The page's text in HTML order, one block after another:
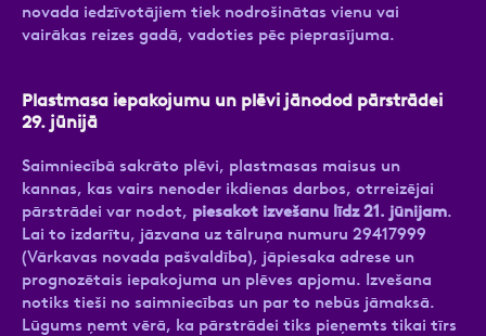
novada iedzīvotājiem tiek nodrošinātas vienu vai
vairākas reizes gadā, vadoties pēc pieprasījuma.
Plastmasa iepakojumu un plēvi jānodod pārstrādei
29. jūnijā
Saimniecībā sakrāto plēvi, plastmasas maisus un
kannas, kas vairs nenoder ikdienas darbos, otrreizējai
pārstrādei var nodot, piesakot izvešanu līdz 21. jūnijam.
Lai to izdarītu, jāzvana uz tālruņa numuru 29417999
(Vārkavas novada pašvaldība), jāpiesaka adrese un
prognozētais iepakojuma un plēves apjomu. Izvešana
notiks tieši no saimniecības un par to nebūs jāmaksā.
Lūgums ņemt vērā, ka pārstrādei tiks pieņemts tikai tīrs
Atzīmējiet, ka piekrītat personas datu
apstrādei.
Vairāk